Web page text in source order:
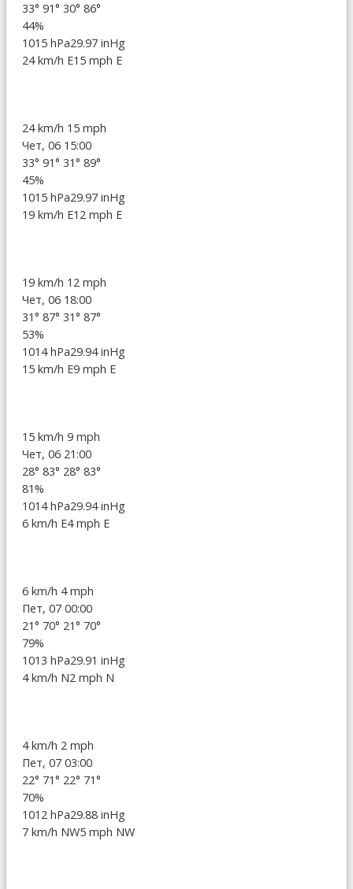
33° 91° 30° 86°
44%
1015 hPa29.97 inHg
24 km/h E15 mph E
24 km/h 15 mph
Чет, 06 15:00
33° 91° 31° 89°
45%
1015 hPa29.97 inHg
19 km/h E12 mph E
19 km/h 12 mph
Чет, 06 18:00
31° 87° 31° 87°
53%
1014 hPa29.94 inHg
15 km/h E9 mph E
15 km/h 9 mph
Чет, 06 21:00
28° 83° 28° 83°
81%
1014 hPa29.94 inHg
6 km/h E4 mph E
6 km/h 4 mph
Пет, 07 00:00
21° 70° 21° 70°
79%
1013 hPa29.91 inHg
4 km/h N2 mph N
4 km/h 2 mph
Пет, 07 03:00
22° 71° 22° 71°
70%
1012 hPa29.88 inHg
7 km/h NW5 mph NW